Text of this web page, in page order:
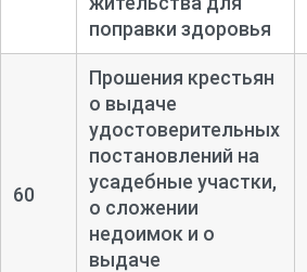
поправки здоровья
60
Прошения крестьян
о выдаче
удостоверительных
постановлений на
усадебные участки,
о сложении
недоимок и о
выдаче